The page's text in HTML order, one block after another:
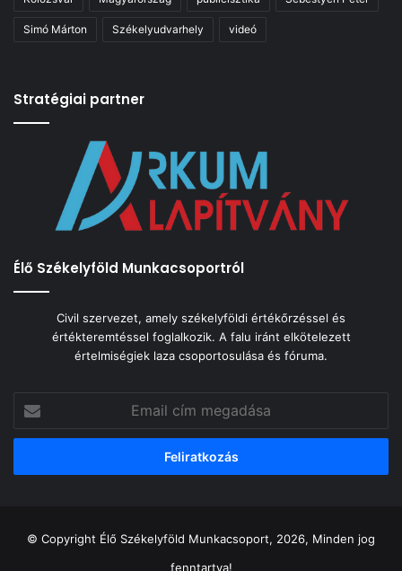
Simó Márton Székelyudvarhely videó
Stratégiai partner
Élő Székelyföld Munkacsoportról
Civil szervezet, amely székelyföldi értékőrzéssel és
értékteremtéssel foglalkozik. A falu iránt elkötelezett
értelmiségiek laza csoportosulása és fóruma.
cím
megadása
© Copyright Élő Székelyföld Munkacsoport, 2026, Minden jog
fenntartva!